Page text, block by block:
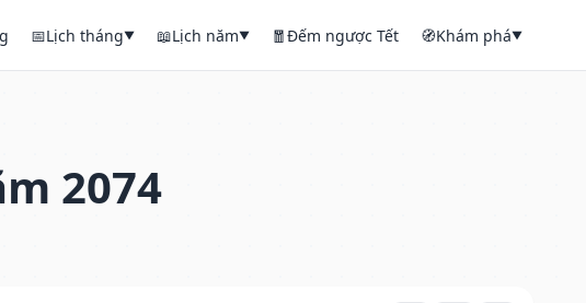
📅Lịch tháng▼ 📖Lịch năm▼ 🧧Đếm ngược Tết 🧭Khám phá▼
2074